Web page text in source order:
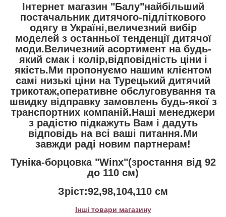
Інтернет магазин "Балу"найбільший
постачальник дитячого-підліткового
одягу в Україні,величезний вибір
моделей з останньої тенденції дитячої
моди.Величезний асортимент на будь-
який смак і колір,відповідність ціни і
якість.Ми пропонуємо нашим клієнтом
самі низькі ціни на Турецький дитячий
трикотаж,оперативне обслуговування та
швидку відправку замовлень будь-якої з
транспортних компаній.Наші менеджери
з радістю підкажуть Вам і дадуть
відповідь на всі ваші питання.Ми
завжди раді новим партнерам!
Туніка-борцовка "Winx"(зростання від 92
до 110 см)
Зріст:92,98,104,110 см
Інші товари магазину